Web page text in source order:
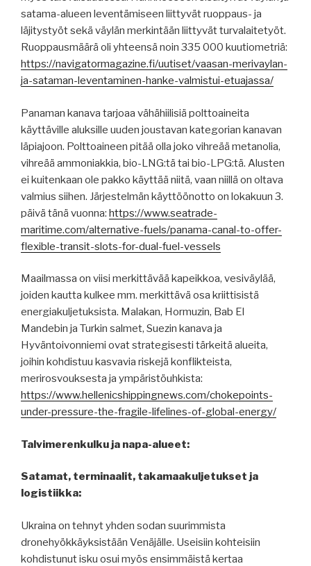
satama-alueen leventämiseen liittyvät ruoppaus- ja
läjitystyöt sekä väylän merkintään liittyvät turvalaitetyöt.
Ruoppausmäärä oli yhteensä noin 335 000 kuutiometriä:
https://navigatormagazine.fi/uutiset/vaasan-merivaylan-
ja-sataman-leventaminen-hanke-valmistui-etuajassa/
Panaman kanava tarjoaa vähähiilisiä polttoaineita
käyttäville aluksille uuden joustavan kategorian kanavan
läpiajoon. Polttoaineen pitää olla joko vihreää metanolia,
vihreää ammoniakkia, bio-LNG:tä tai bio-LPG:tä. Alusten
ei kuitenkaan ole pakko käyttää niitä, vaan niillä on oltava
valmius siihen. Järjestelmän käyttöönotto on lokakuun 3.
päivä tänä vuonna: https://www.seatrade-
maritime.com/alternative-fuels/panama-canal-to-offer-
flexible-transit-slots-for-dual-fuel-vessels
Maailmassa on viisi merkittävää kapeikkoa, vesiväylää,
joiden kautta kulkee mm. merkittävä osa kriittisistä
energiakuljetuksista. Malakan, Hormuzin, Bab El
Mandebin ja Turkin salmet, Suezin kanava ja
Hyväntoivonniemi ovat strategisesti tärkeitä alueita,
joihin kohdistuu kasvavia riskejä konflikteista,
merirosvouksesta ja ympäristöuhkista:
https://www.hellenicshippingnews.com/chokepoints-
under-pressure-the-fragile-lifelines-of-global-energy/
Talvimerenkulku ja napa-alueet:
Satamat, terminaalit, takamaakuljetukset ja
logistiikka:
Ukraina on tehnyt yhden sodan suurimmista
dronehyökkäyksistään Venäjälle. Useisiin kohteisiin
kohdistunut isku osui myös ensimmäistä kertaa